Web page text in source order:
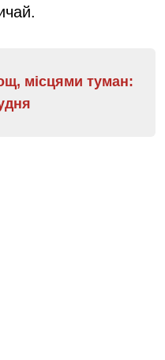
місцями туман: